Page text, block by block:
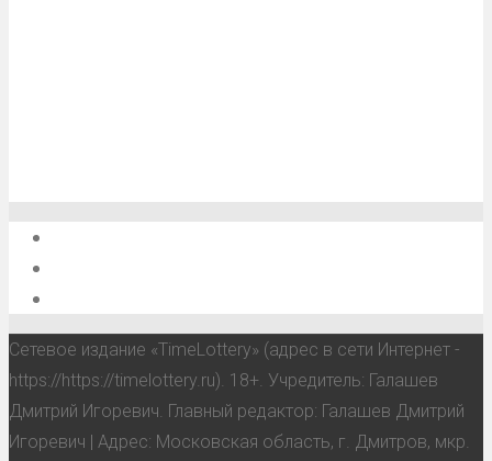
Сетевое издание «TimeLottery» (адрес в сети Интернет -
https://https://timelottery.ru). 18+. Учредитель: Галашев
Дмитрий Игоревич. Главный редактор: Галашев Дмитрий
Игоревич | Адрес: Московская область, г. Дмитров, мкр.